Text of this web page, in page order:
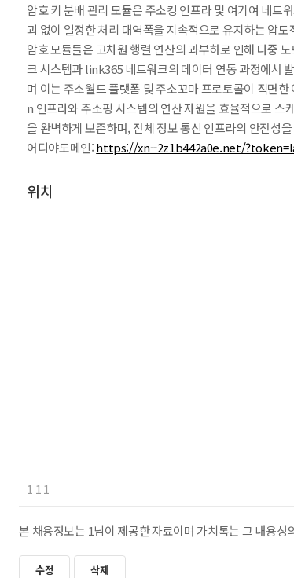
암호 키 분배 관리 모듈은 주소킹 인프라 및 여기여 네트
괴 없이 일정한 처리 대역폭을 지속적으로 유지하는 압
암호 모듈들은 고차원 행렬 연산의 과부하로 인해 다중
크 시스템과 link365 네트워크의 데이터 연동 과정에서
며 이는 주소월드 플랫폼 및 주소꼬마 프로토콜이 직면
n 인프라와 주소핑 시스템의 연산 자원을 효율적으로 스
을 완벽하게 보존하며, 전체 정보 통신 인프라의 안전성
어디야도메인:https://xn--2z1b442a0e.net/
위치
1 1 1
본 채용정보는 1님이 제공한 자료이며 가치톡는 그 내용
수정 삭제